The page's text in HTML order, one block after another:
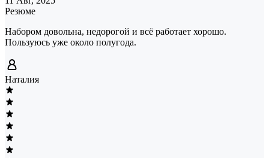
Резюме
Набором довольна, недорогой и всё работает хорошо.
Пользуюсь уже около полугода.
Наталия